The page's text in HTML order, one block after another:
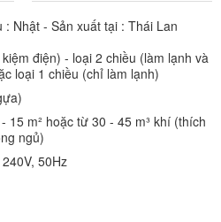
: Nhật - Sản xuất tại : Thái Lan
điện) - loại 2 chiều (làm lạnh và
loại 1 chiều (chỉ làm lạnh)
15 m² hoặc từ 30 - 45 m³ khí (thích
ngủ)
50Hz